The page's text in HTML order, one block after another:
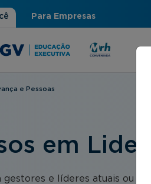
Para Empresas
aqui
e Pessoas
em
gestores e líderes atuais ou